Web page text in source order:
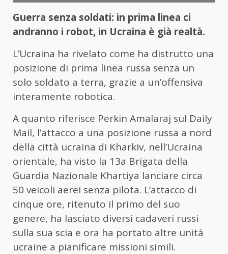
Guerra senza soldati: in prima linea ci
andranno i robot, in Ucraina è già realtà.
L’Ucraina ha rivelato come ha distrutto una
posizione di prima linea russa senza un
solo soldato a terra, grazie a un’offensiva
interamente robotica.
A quanto riferisce Perkin Amalaraj sul Daily
Mail, l’attacco a una posizione russa a nord
della città ucraina di Kharkiv, nell’Ucraina
orientale, ha visto la 13a Brigata della
Guardia Nazionale Khartiya lanciare circa
50 veicoli aerei senza pilota. L’attacco di
cinque ore, ritenuto il primo del suo
genere, ha lasciato diversi cadaveri russi
sulla sua scia e ora ha portato altre unità
ucraine a pianificare missioni simili.